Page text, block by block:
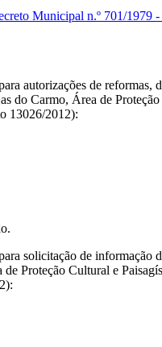
Municipal n.º 701/1979
autorizações de reformas,
do Carmo, Área de
13026/2012):
solicitação de informação
Proteção Cultural e